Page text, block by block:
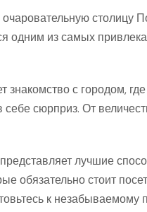
столицу
одним из самых
знакомство с городом,
в себе сюрприз. От
лучшие
обязательно стоит
к незабываемому